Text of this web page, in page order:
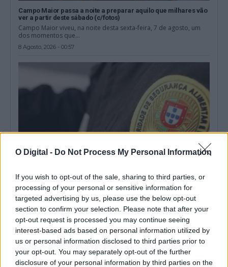
O Digital - Do Not Process My Personal Information
If you wish to opt-out of the sale, sharing to third parties, or
processing of your personal or sensitive information for
targeted advertising by us, please use the below opt-out
section to confirm your selection. Please note that after your
opt-out request is processed you may continue seeing
interest-based ads based on personal information utilized by
us or personal information disclosed to third parties prior to
your opt-out. You may separately opt-out of the further
disclosure of your personal information by third parties on the
Campo Maior passa a noite a preparar aquilo que milhares vão
ver a partir deste sábado (c/fotos)
Campo Maior viveu, na noite desta sexta-feira, 7 de agosto, um
dos momentos que...
8 Agosto, 2026 - 00:57
ASAE encerra dois restaurantes e zona de refeições de centro
comercial em Évora
A Autoridade de Segurança Alimentar e Económica (ASAE)
determinou a suspensão da atividade de...
8 Agosto, 2026 - 00:31